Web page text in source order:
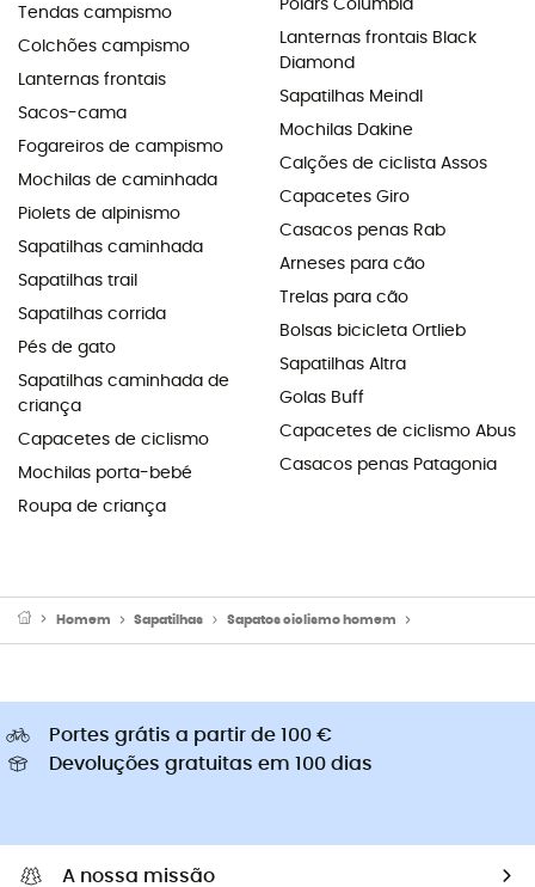
Tendas campismo
Colchões campismo
Lanternas frontais
Sacos-cama
Fogareiros de campismo
Mochilas de caminhada
Piolets de alpinismo
Sapatilhas caminhada
Sapatilhas trail
Sapatilhas corrida
Pés de gato
Sapatilhas caminhada de
criança
Capacetes de ciclismo
Mochilas porta-bebé
Roupa de criança
Polars Columbia
Lanternas frontais Black
Diamond
Sapatilhas Meindl
Mochilas Dakine
Calções de ciclista Assos
Capacetes Giro
Casacos penas Rab
Arneses para cão
Trelas para cão
Bolsas bicicleta Ortlieb
Sapatilhas Altra
Golas Buff
Capacetes de ciclismo Abus
Casacos penas Patagonia
Homem Sapatilhas Sapatos ciclismo homem
Portes grátis a partir de 100 €
Devoluções gratuitas em 100 dias
A nossa missão